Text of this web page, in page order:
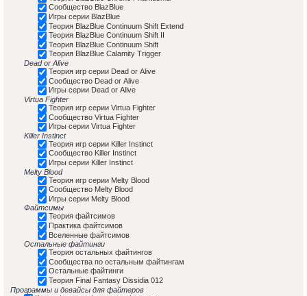
Сообщество BlazBlue
Игры серии BlazBlue
Теория BlazBlue Continuum Shift Extend
Теория BlazBlue Continuum Shift II
Теория BlazBlue Continuum Shift
Теория BlazBlue Calamity Trigger
Dead or Alive
Теория игр серии Dead or Alive
Сообщество Dead or Alive
Игры серии Dead or Alive
Virtua Fighter
Теория игр серии Virtua Fighter
Сообщество Virtua Fighter
Игры серии Virtua Fighter
Killer Instinct
Теория игр серии Killer Instinct
Сообщество Killer Instinct
Игры серии Killer Instinct
Melty Blood
Теория игр серии Melty Blood
Сообщество Melty Blood
Игры серии Melty Blood
Файтсимы
Теория файтсимов
Практика файтсимов
Вселенные файтсимов
Остальные файтинги
Теория остальных файтингов
Сообщества по остальным файтингам
Остальные файтинги
Теория Final Fantasy Dissidia 012
Программы и девайсы для файтеров